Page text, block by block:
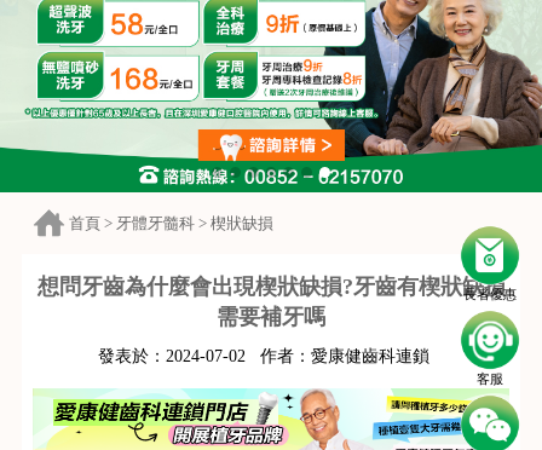
長者優惠
客服
首頁 > 牙體牙髓科 > 楔狀缺損
想問牙齒為什麼會出現楔狀缺損?牙齒有楔狀缺損
需要補牙嗎
發表於： 2024-07-02 作者： 愛康健齒科連鎖